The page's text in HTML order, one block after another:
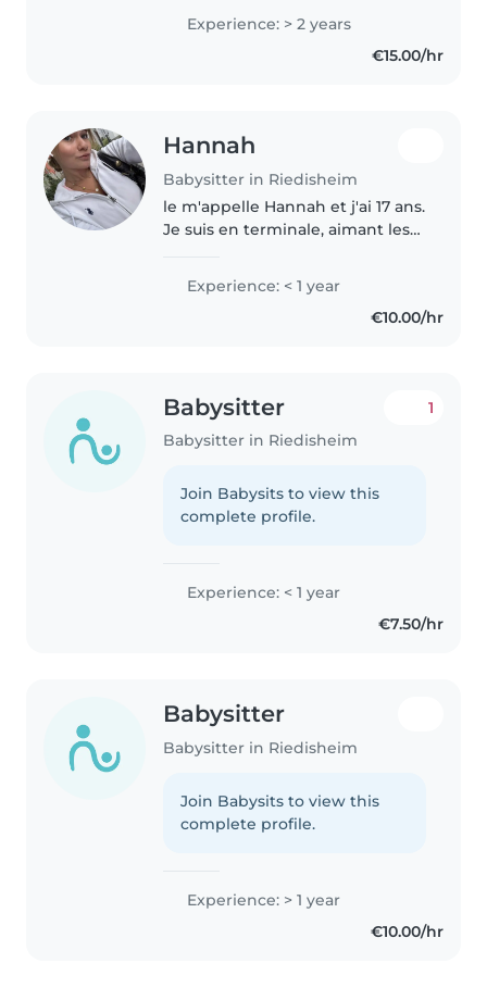
en décembre 2025 et ai travaillé
en périscolaire à chaque vacance
Experience: > 2 years
€15.00/hr
Hannah
Babysitter in Riedisheim
le m'appelle Hannah et j'ai 17 ans.
Je suis en terminale, aimant les
et des enfants de mes voisins.
Experience: < 1 year
€10.00/hr
Babysitter
Babysitter in Riedisheim
1
Join Babysits to view this
complete profile.
Experience: < 1 year
€7.50/hr
Babysitter
Babysitter in Riedisheim
Join Babysits to view this
complete profile.
Experience: > 1 year
€10.00/hr